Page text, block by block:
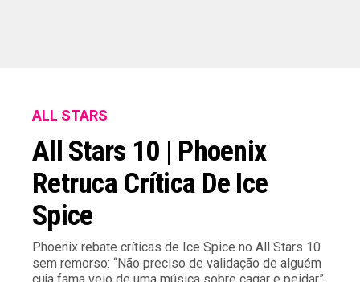
ALL STARS
All Stars 10 | Phoenix
Retruca Crítica De Ice
Spice
Phoenix rebate críticas de Ice Spice no All Stars 10
sem remorso: “Não preciso de validação de alguém